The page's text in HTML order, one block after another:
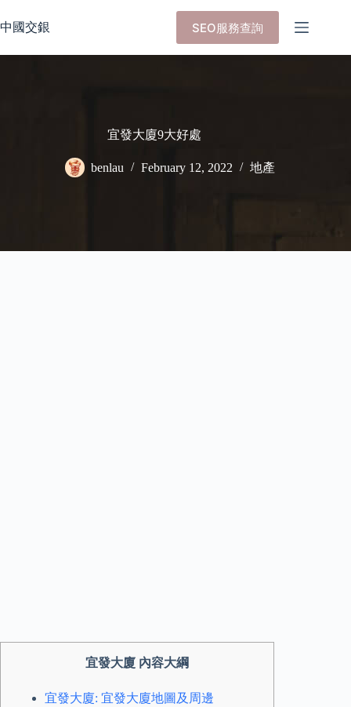
to
content
中國交銀 SEO服務查詢
宜發大廈9大好處
benlau February 12, 2022 地產
宜發大廈 內容大綱
宜發大廈: 宜發大廈地圖及周邊